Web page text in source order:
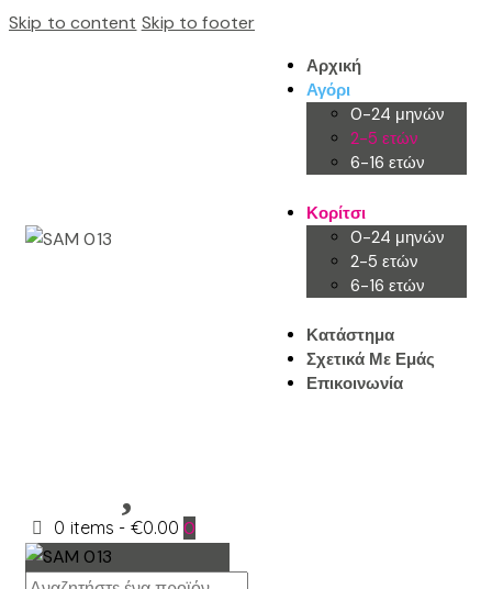
Skip to content Skip to footer
Αρχική
Αγόρι
0-24 μηνών
2-5 ετών
6-16 ετών
Κορίτσι
0-24 μηνών
2-5 ετών
6-16 ετών
Κατάστημα
Σχετικά Με Εμάς
Επικοινωνία
0 items - €0.00 0